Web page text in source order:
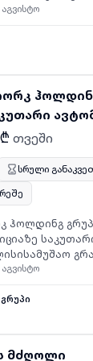
a
თვეში
სრული
ჰოლდინგ
10:00-
მძღოლი